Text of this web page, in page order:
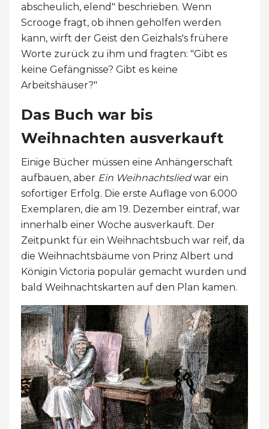
abscheulich, elend" beschrieben. Wenn
Scrooge fragt, ob ihnen geholfen werden
kann, wirft der Geist den Geizhals's frühere
Worte zurück zu ihm und fragten: "Gibt es
keine Gefängnisse? Gibt es keine
Arbeitshäuser?"
Das Buch war bis
Weihnachten ausverkauft
Einige Bücher müssen eine Anhängerschaft
aufbauen, aber Ein Weihnachtsliedwar ein
sofortiger Erfolg. Die erste Auflage von 6.000
Exemplaren, die am 19. Dezember eintraf, war
innerhalb einer Woche ausverkauft. Der
Zeitpunkt für ein Weihnachtsbuch war reif, da
die Weihnachtsbäume von Prinz Albert und
Königin Victoria populär gemacht wurden und
bald Weihnachtskarten auf den Plan kamen.